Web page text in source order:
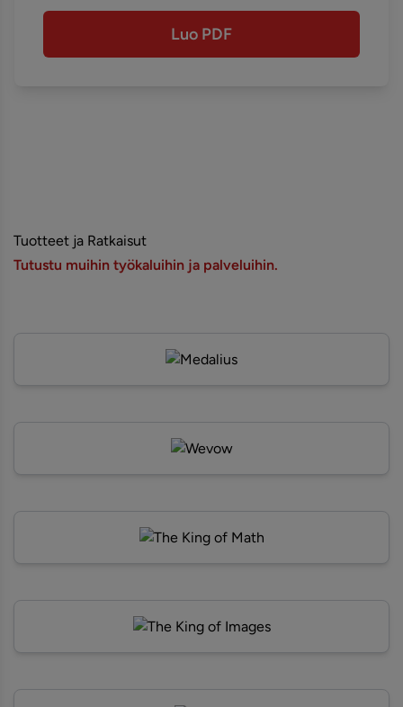
Luo PDF
Tuotteet ja Ratkaisut
Tutustu muihin työkaluihin ja palveluihin.